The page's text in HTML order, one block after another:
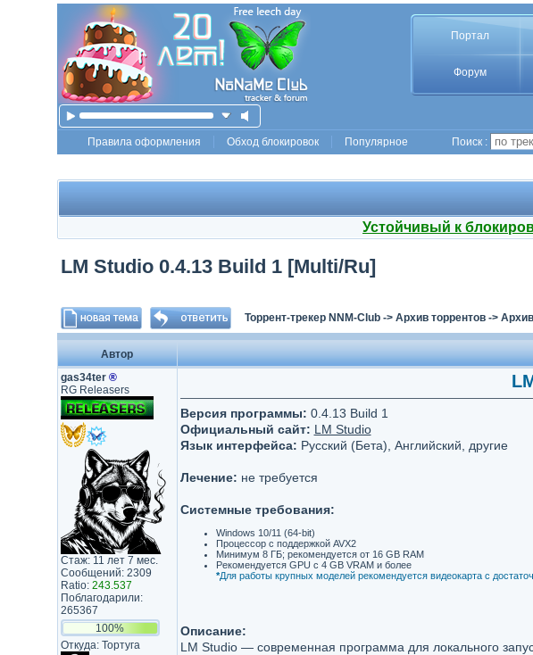
Портал
Форум
Правила оформления Обход блокировок Популярное Поиск :
Устойчивый к
LM Studio 0.4.13 Build 1 [Multi/Ru]
Торрент-трекер NNM-Club-> Архив торрентов->
Автор
gas34ter ®
RG Releasers
Стаж: 11 лет 7 мес.
Сообщений: 2309
Ratio: 243.537
Поблагодарили:
265367
100%
Откуда: Тортуга
Версия программы: 0.4.13 Build 1
Официальный сайт: LM Studio
Язык интерфейса: Русский (Бета), Английский, другие
Лечение: не требуется
Системные требования:
Windows 10/11 (64-bit)
Процессор с поддержкой AVX2
Минимум 8 ГБ; рекомендуется от 16 GB RAM
Рекомендуется GPU с 4 GB VRAM и более
*Для работы крупных моделей рекомендуется видеокарта с
Описание:
LM Studio — современная программа для локального